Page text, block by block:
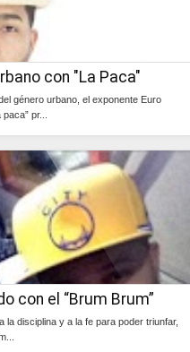
con "La Paca"
género urbano, el exponente Euro
pr...
con el “Brum Brum”
la disciplina y a la fe para poder triunfar,